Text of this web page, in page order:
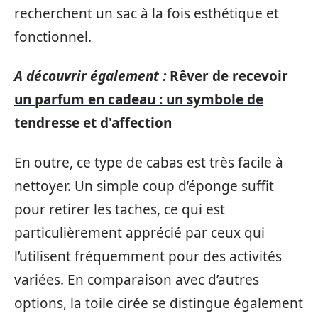
recherchent un sac à la fois esthétique et
fonctionnel.
A découvrir également : Rêver de recevoir
un parfum en cadeau : un symbole de
tendresse et d'affection
En outre, ce type de cabas est très facile à
nettoyer. Un simple coup d’éponge suffit
pour retirer les taches, ce qui est
particulièrement apprécié par ceux qui
l’utilisent fréquemment pour des activités
variées. En comparaison avec d’autres
options, la toile cirée se distingue également